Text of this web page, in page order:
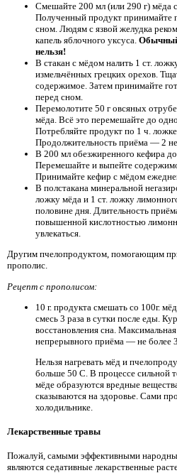
Смешайте 200 мл (или 290 г) мёда
Полученный продукт принимайте
сном. Людям с язвой желудка
капель яблочного уксуса. Обычный
нельзя!
В стакан с мёдом налить 1 ст.
измельчённых грецких орехов.
содержимое. Затем принимайте
перед сном.
Перемолотите 50 г овсяных
мёда. Всё это перемешайте до
Потребляйте продукт по 1 ч.
Продолжительность приёма — 2
В 200 мл обезжиренного кефира
Перемешайте и выпейте
Принимайте кефир с мёдом
В полстакана минеральной
ложку мёда и 1 ст. ложку
половине дня. Длительность
повышенной кислотностью
увлекаться.
Другим пчелопродуктом, помогающим
прополис.
Рецепт с прополисом:
10 г. продукта смешать со 100г.
смесь 3 раза в сутки после еды.
восстановления сна.
непрерывного приёма — не более
Нельзя нагревать мёд и
больше 50 С. В процессе сильной
мёде образуются вредные
сказываются на здоровье. Сами
холодильнике.
Лекарственные травы
Пожалуй, самыми эффективными
являются седативные лекарственные